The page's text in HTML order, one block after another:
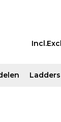
Vanaf €500 ex.
Incl.